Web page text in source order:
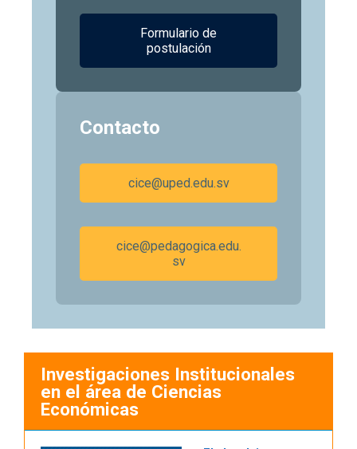
Formulario de
postulación
Contacto
cice@uped.edu.sv
cice@pedagogica.edu.
sv
Investigaciones Institucionales
en el área de Ciencias
Económicas